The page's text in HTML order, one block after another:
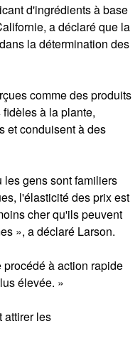
d'ingrédients à base
a déclaré que la
la détermination des
comme des produits
à la plante,
et conduisent à des
les gens sont familiers
l'élasticité des prix est
cher qu'ils peuvent
», a déclaré Larson.
à action rapide
élevée. »
attirer les